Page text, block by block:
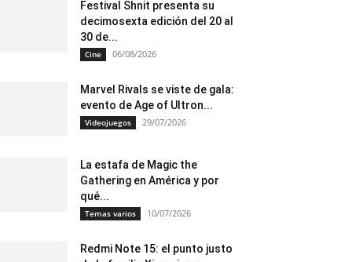
Festival Shnit presenta su
decimosexta edición del 20 al
30 de...
Cine 06/08/2026
Marvel Rivals se viste de gala:
evento de Age of Ultron...
Videojuegos 29/07/2026
La estafa de Magic the
Gathering en América y por
qué...
Temas varios 10/07/2026
Redmi Note 15: el punto justo